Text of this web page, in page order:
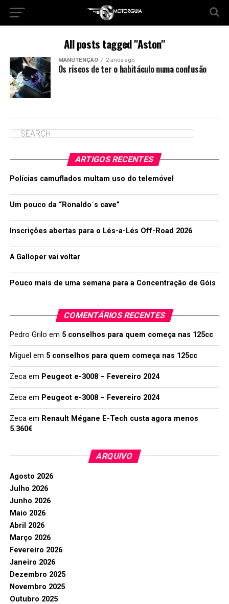
All posts tagged "Aston"
MANUTENÇÃO 2 anos ago
Os riscos de ter o habitáculo numa confusão
ARTIGOS RECENTES
Polícias camuflados multam uso do telemóvel
Um pouco da “Ronaldo´s cave”
Inscrições abertas para o Lés-a-Lés Off-Road 2026
A Galloper vai voltar
Pouco mais de uma semana para a Concentração de Góis
COMENTÁRIOS RECENTES
Pedro Grilo em 5 conselhos para quem começa nas 125cc
Miguel em 5 conselhos para quem começa nas 125cc
Zecaem Peugeot e-3008 – Fevereiro 2024
Zecaem Peugeot e-3008 – Fevereiro 2024
Zecaem Renault Mégane E-Tech custa agora menos
5.360€
ARQUIVO
Agosto 2026
Julho 2026
Junho 2026
Maio 2026
Abril 2026
Março 2026
Fevereiro 2026
Janeiro 2026
Dezembro 2025
Novembro 2025
Outubro 2025